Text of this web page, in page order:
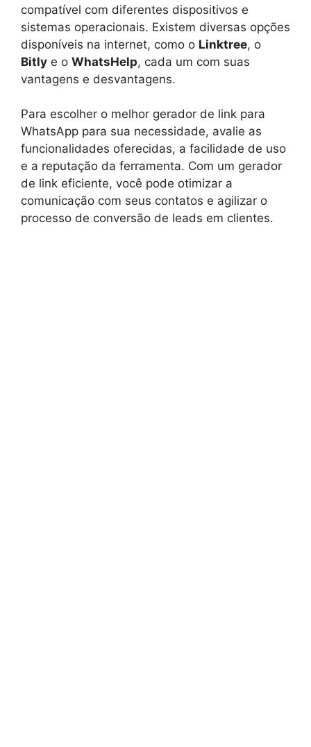
compatível com diferentes dispositivos e
sistemas operacionais. Existem diversas opções
disponíveis na internet, como o Linktree, o
Bitly e o WhatsHelp, cada um com suas
vantagens e desvantagens.
Para escolher o melhor gerador de link para
WhatsApp para sua necessidade, avalie as
funcionalidades oferecidas, a facilidade de uso
e a reputação da ferramenta. Com um gerador
de link eficiente, você pode otimizar a
comunicação com seus contatos e agilizar o
processo de conversão de leads em clientes.